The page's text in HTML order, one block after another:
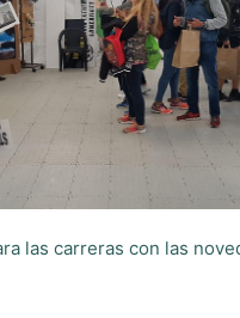
las carreras con las